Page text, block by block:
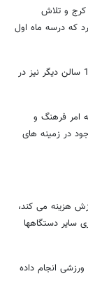
کرج و تلاش
دارد که درسه ماه اول
وی افزود:‌ در حال حاضر 15 سالن ورزشی توسط شهرداری کرج احداث شده است که در سال آتی 10 سالن دیگر نیز در
امر فرهنگ و
در زمینه های
دو حوزه فرهنگ و ورزش هزینه می کند،
سایر دستگاهها
انجام داده